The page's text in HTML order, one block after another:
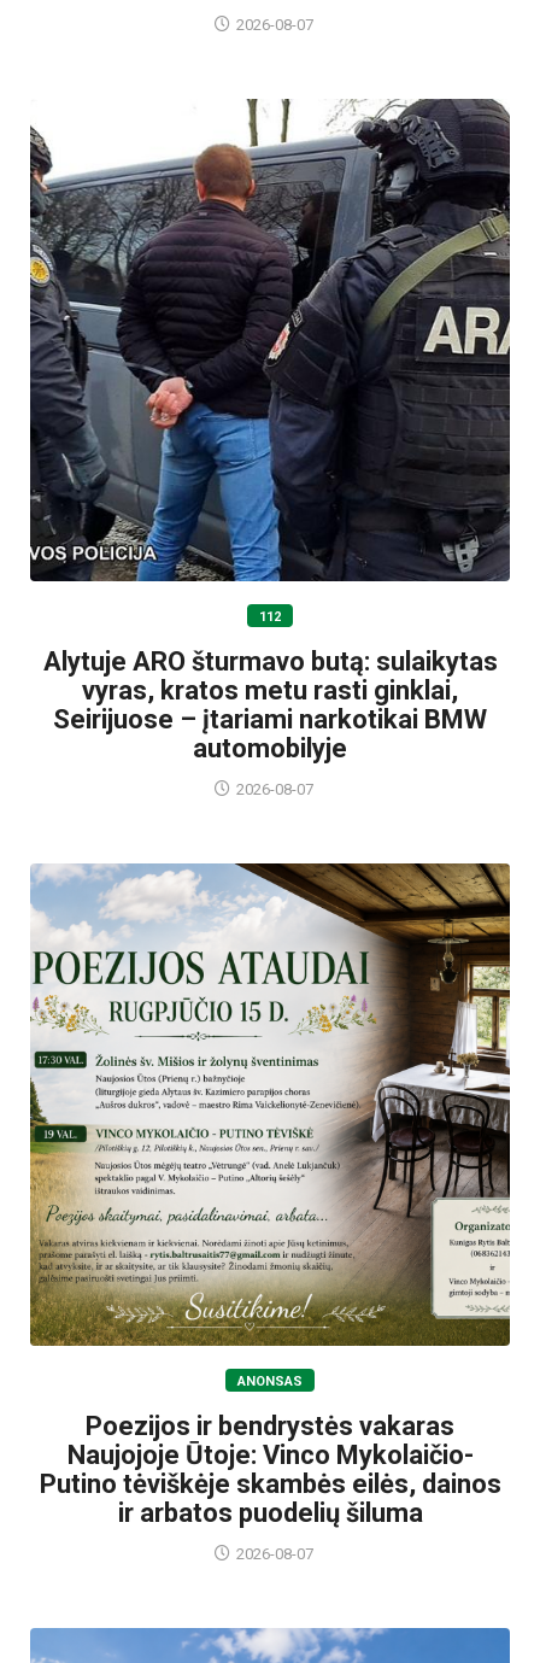
2026-08-07
112
Alytuje ARO šturmavo butą: sulaikytas
vyras, kratos metu rasti ginklai,
Seirijuose – įtariami narkotikai BMW
automobilyje
2026-08-07
ANONSAS
Poezijos ir bendrystės vakaras
Naujojoje Ūtoje: Vinco Mykolaičio-
Putino tėviškėje skambės eilės, dainos
ir arbatos puodelių šiluma
2026-08-07